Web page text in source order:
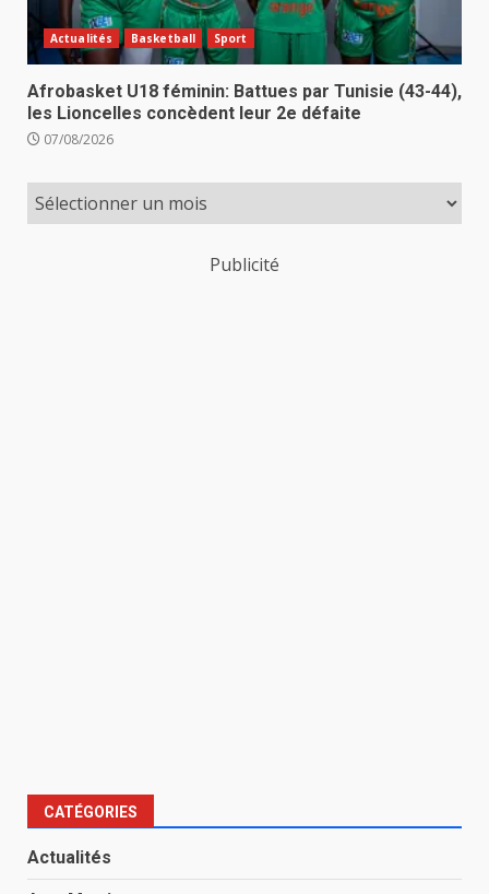
Actualités Basketball Sport
Afrobasket U18 féminin: Battues par Tunisie (43-44),
les Lioncelles concèdent leur 2e défaite
07/08/2026
Publicité
CATÉGORIES
Actualités